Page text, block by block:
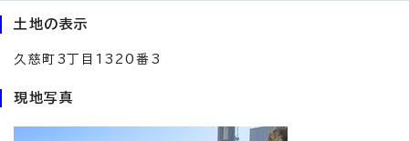
土地の表示
久慈町3丁目1320番3
現地写真